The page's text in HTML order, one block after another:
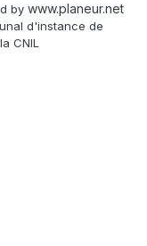
by www.planeur.net
d'instance de
CNIL